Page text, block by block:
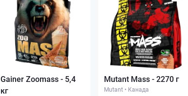
Gainer Zoomass - 5,4
кг
Mutant Mass - 2270 г
Mutant • Канада